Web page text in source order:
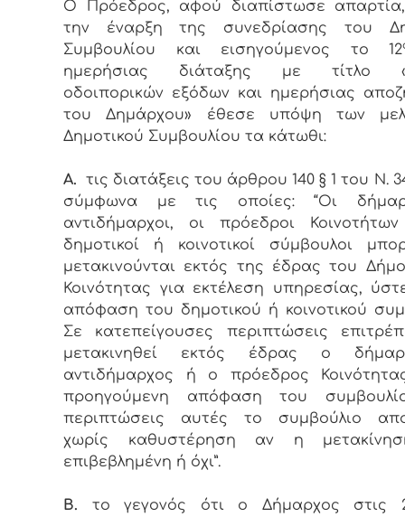
Ο Πρόεδρος, αφού διαπίστωσε
την έναρξη της συνεδρίασης του
Συμβουλίου και εισηγούμενος το 12
ημερήσιας διάταξης με τίτλο
οδοιπορικών εξόδων και ημερήσιας
του Δημάρχου» έθεσε υπόψη των
Δημοτικού Συμβουλίου τα κάτωθι:
Α.
τις διατάξεις του άρθρου 140 § 1 του Ν.
σύμφωνα με τις οποίες: “Οι
αντιδήμαρχοι, οι πρόεδροι
δημοτικοί ή κοινοτικοί σύμβουλοι
μετακινούνται εκτός της έδρας του
Κοινότητας για εκτέλεση υπηρεσίας,
απόφαση του δημοτικού ή κοινοτικού
Σε κατεπείγουσες περιπτώσεις
μετακινηθεί εκτός έδρας ο
αντιδήμαρχος ή ο πρόεδρος
προηγούμενη απόφαση του
περιπτώσεις αυτές το συμβούλιο
χωρίς καθυστέρηση αν η
επιβεβλημένη ή όχι”.
Β. το γεγονός ότι ο Δήμαρχος στις